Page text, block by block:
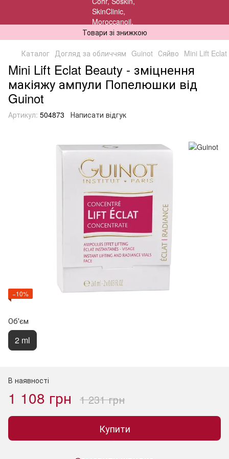
Товари зі знижкою
Каталог Догляд за обличчям Guinot Сяйво Mini Lift
Mini Lift Eclat Beauty - зміцнення
макіяжу ампули Попелюшки від
Guinot
Артикул: 504873 Написати відгук
−10%
Об'єм
2 ml
В наявності
1 108 грн 1 231 грн
Купити